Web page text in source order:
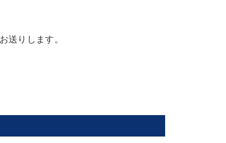
送りします。